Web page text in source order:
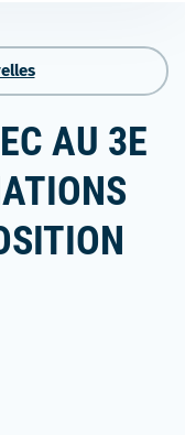
recherche
AU 3E